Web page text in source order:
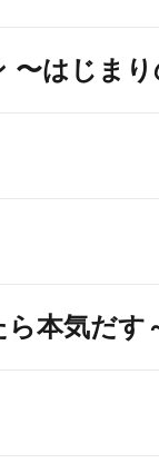
〜はじま
ら本気だす